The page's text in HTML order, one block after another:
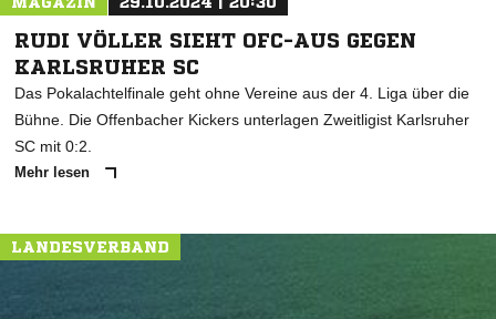
RUDI VÖLLER SIEHT OFC-AUS GEGEN
KARLSRUHER SC
Das Pokalachtelfinale geht ohne Vereine aus der 4. Liga über die
Bühne. Die Offenbacher Kickers unterlagen Zweitligist Karlsruher
SC mit 0:2.
Mehr lesen
LANDESVERBAND